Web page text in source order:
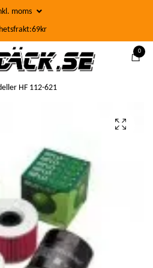
moms
0
HF 112-621